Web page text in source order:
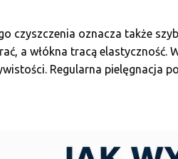
czyszczenia oznacza także
a włókna tracą
Regularna pielęgnacja